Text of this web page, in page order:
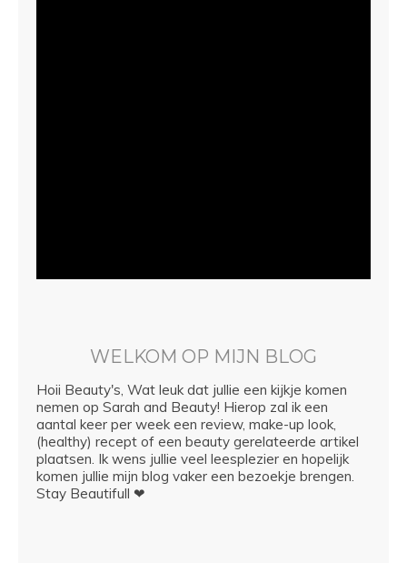
WELKOM OP MIJN BLOG
Hoii Beauty's, Wat leuk dat jullie een kijkje komen
nemen op Sarah and Beauty! Hierop zal ik een
aantal keer per week een review, make-up look,
(healthy) recept of een beauty gerelateerde artikel
plaatsen. Ik wens jullie veel leesplezier en hopelijk
komen jullie mijn blog vaker een bezoekje brengen.
Stay Beautifull ❤